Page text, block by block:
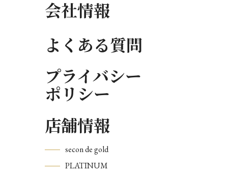
会社情報
よくある質問
プライバシー
ポリシー
店舗情報
secon de gold
PLATINUM